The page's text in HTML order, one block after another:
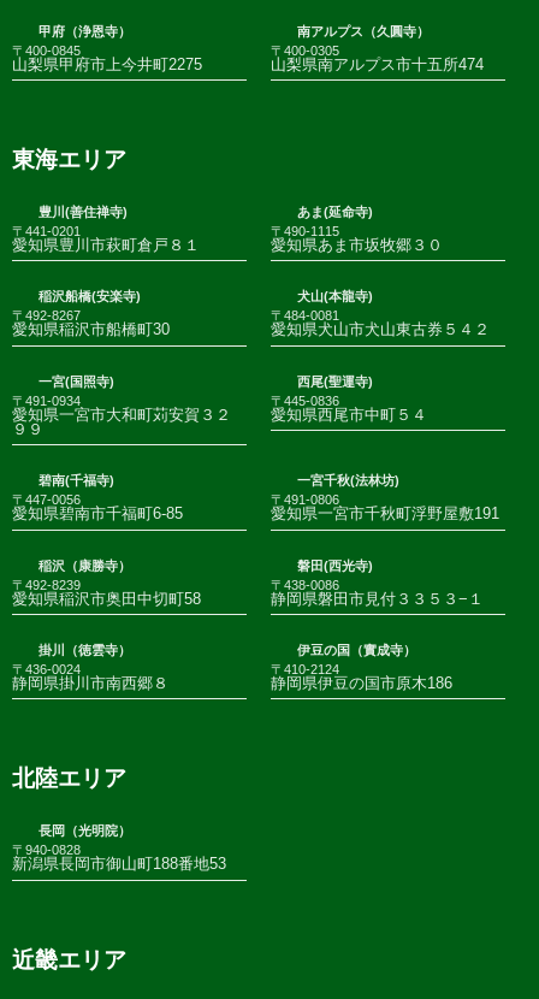
甲府（浄恩寺）
〒400-0845
山梨県甲府市上今井町2275
南アルプス（久圓寺）
〒400-0305
山梨県南アルプス市十五所474
東海エリア
豊川(善住禅寺)
〒441-0201
愛知県豊川市萩町倉戸８１
あま(延命寺)
〒490-1115
愛知県あま市坂牧郷３０
稲沢船橋(安楽寺)
〒492-8267
愛知県稲沢市船橋町30
犬山(本龍寺)
〒484-0081
愛知県犬山市犬山東古券５４２
一宮(国照寺)
〒491-0934
愛知県一宮市大和町苅安賀３２
９９
西尾(聖運寺)
〒445-0836
愛知県西尾市中町５４
碧南(千福寺)
〒447-0056
愛知県碧南市千福町6-85
一宮千秋(法林坊)
〒491-0806
愛知県一宮市千秋町浮野屋敷191
稲沢（康勝寺）
〒492-8239
愛知県稲沢市奥田中切町58
磐田(西光寺)
〒438-0086
静岡県磐田市見付３３５３−１
掛川（徳雲寺）
〒436-0024
静岡県掛川市南西郷８
伊豆の国（實成寺）
〒410-2124
静岡県伊豆の国市原木186
北陸エリア
長岡（光明院）
〒940-0828
新潟県長岡市御山町188番地53
近畿エリア